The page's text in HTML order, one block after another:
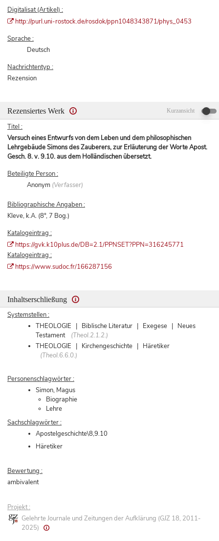
Digitalisat (Artikel) :
http://purl.uni-rostock.de/rosdok/ppn1048343871/phys_0453
Sprache :
Deutsch
Nachrichtentyp :
Rezension
Rezensiertes Werk Kurzansicht
Titel :
Versuch eines Entwurfs von dem Leben und dem philosophischen
Lehrgebäude Simons des Zauberers, zur Erläuterung der Worte Apost.
Gesch. 8. v. 9.10. aus dem Holländischen übersetzt.
Beteiligte Person :
Anonym (Verfasser)
Bibliographische Angaben :
Kleve, k.A. (8°, 7 Bog.)
Katalogeintrag :
https://gvk.k10plus.de/DB=2.1/PPNSET?PPN=316245771
Katalogeintrag :
https://www.sudoc.fr/166287156
Inhaltserschließung
Systemstellen :
THEOLOGIE | Biblische Literatur | Exegese | Neues
Testament (Theol.2.1.2.)
THEOLOGIE | Kirchengeschichte | Häretiker
(Theol.6.6.0.)
Personenschlagwörter :
Simon, Magus
Biographie
Lehre
Sachschlagwörter :
Apostelgeschichte\8,9.10
Häretiker
Bewertung :
ambivalent
Projekt :
Gelehrte Journale und Zeitungen der Aufklärung (GJZ 18, 2011-
2025)